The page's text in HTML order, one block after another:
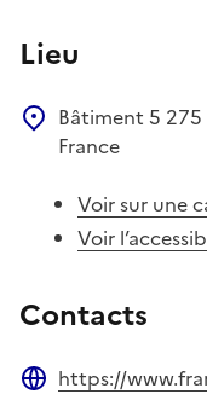
Lieu
Bâtiment 5 275
France
Voir sur une
Voir
Contacts
https://